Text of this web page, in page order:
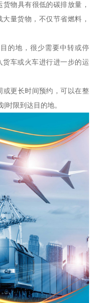
物具有很低的碳排放量，
量货物，不仅节省燃料，
的地，很少需要中转或停
车或火车进行进一步的运
更长时间预约，可以在整
时限到达目的地。